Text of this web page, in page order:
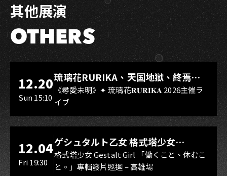
其他展演
OTHERS
LIVE WAREHOUSE 小庫
12.20
Sun 15:10
琉璃花RURIKA、天国地獄、終焉
Rebirth、DUALIA、無我夢中、花奏
スマイル（O.A.）
《尋愛未明》✦ 琉璃花𝐑𝐔𝐑𝐈𝐊𝐀 2026主催ラ
イブ
LIVE WAREHOUSE 小庫
12.04
Fri 19:30
ゲシュタルト乙女 格式塔少女
Gestalt Girl
格式塔少女 Gestalt Girl 「働くこと、休むこ
と。」專輯發片巡迴 – 高雄場